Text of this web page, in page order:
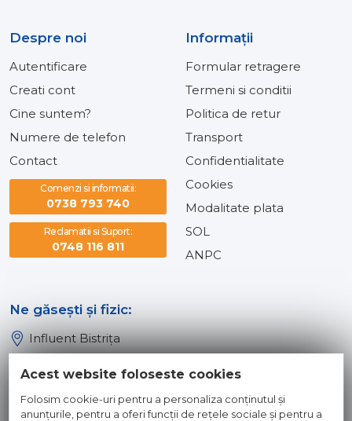
Despre noi
Autentificare
Creati cont
Cine suntem?
Numere de telefon
Contact
Comenzi si informatii:
0738 793 740
Reclamatii si Suport:
0748 116 811
Informaţii
Formular retragere
Termeni si conditii
Politica de retur
Transport
Confidentialitate
Cookies
Modalitate plata
SOL
ANPC
Ne găsești și fizic:
Influent Bistrița
Influent Dej
Acest website foloseste cookies
Folosim cookie-uri pentru a personaliza conținutul și
anunțurile, pentru a oferi funcții de rețele sociale și pentru a